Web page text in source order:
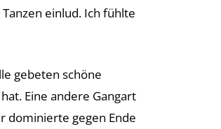
einlud. Ich fühlte
gebeten schöne
Eine andere Gangart
dominierte gegen Ende